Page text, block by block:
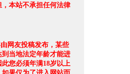
，本站不承担任何法律
网友投稿发布，某些
到当地法定年龄才能进
您必须年满18岁以上